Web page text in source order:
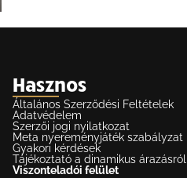
Hasznos
Általános Szerződési Feltételek
Adatvédelem
Szerzői jogi nyilatkozat
Meta nyereményjáték szabályzat
Gyakori kérdések
Tájékoztató a dinamikus árazásról
Viszonteladói felület